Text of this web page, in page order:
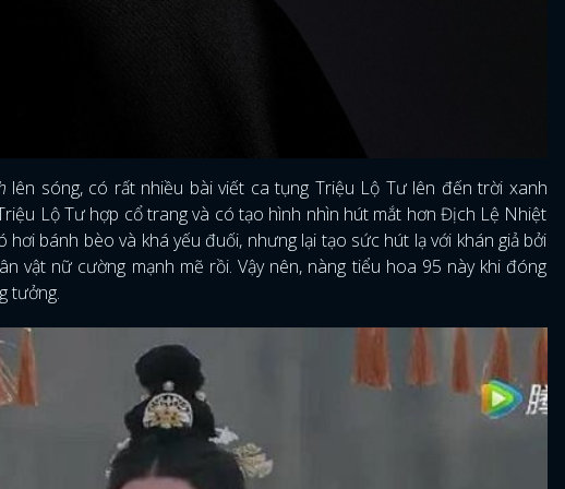
lên sóng, có rất nhiều bài viết ca tụng Triệu Lộ Tư lên đến trời xanh
Lộ Tư hợp cổ trang và có tạo hình nhìn hút mắt hơn Địch Lệ Nhiệt
bánh bèo và khá yếu đuối, nhưng lại tạo sức hút lạ với khán giả bởi
vật nữ cường mạnh mẽ rồi. Vậy nên, nàng tiểu hoa 95 này khi đóng
tưởng.